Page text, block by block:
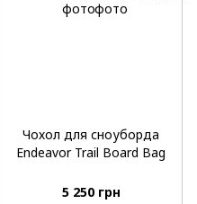
Чохол для сноуборда
Endeavor Trail Board Bag
5 250 грн